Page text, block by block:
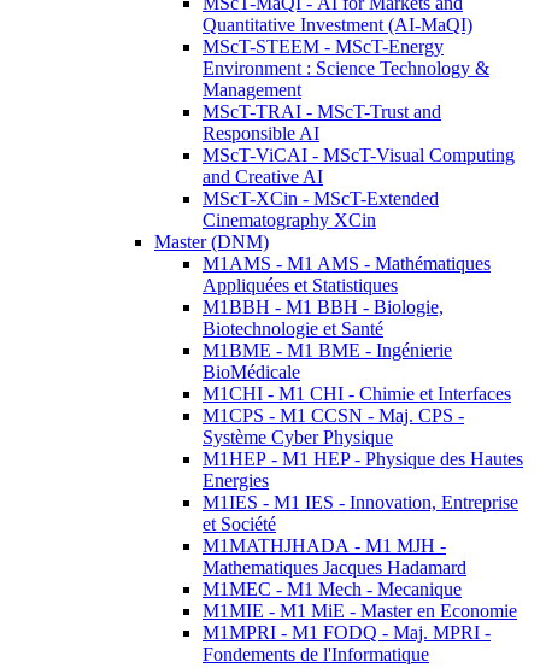
Quantitative Investment (AI-MaQI)
MScT-STEEM - MScT-Energy
Environment : Science Technology &
Management
MScT-TRAI - MScT-Trust and
Responsible AI
MScT-ViCAI - MScT-Visual Computing
and Creative AI
MScT-XCin - MScT-Extended
Cinematography XCin
Master (DNM)
M1AMS - M1 AMS - Mathématiques
Appliquées et Statistiques
M1BBH - M1 BBH - Biologie,
Biotechnologie et Santé
M1BME - M1 BME - Ingénierie
BioMédicale
M1CHI - M1 CHI - Chimie et Interfaces
M1CPS - M1 CCSN - Maj. CPS -
Système Cyber Physique
M1HEP - M1 HEP - Physique des Hautes
Energies
M1IES - M1 IES - Innovation, Entreprise
et Société
M1MATHJHADA - M1 MJH -
Mathematiques Jacques Hadamard
M1MEC - M1 Mech - Mecanique
M1MIE - M1 MiE - Master en Economie
M1MPRI - M1 FODQ - Maj. MPRI -
Fondements de l'Informatique